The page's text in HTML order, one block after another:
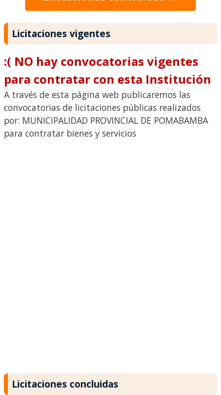
Licitaciones vigentes
:( NO hay convocatorias vigentes
para contratar con esta Institución
A través de esta página web publicaremos las
convocatorias de licitaciones públicas realizados
por: MUNICIPALIDAD PROVINCIAL DE POMABAMBA
para contratar bienes y servicios
Licitaciones concluidas